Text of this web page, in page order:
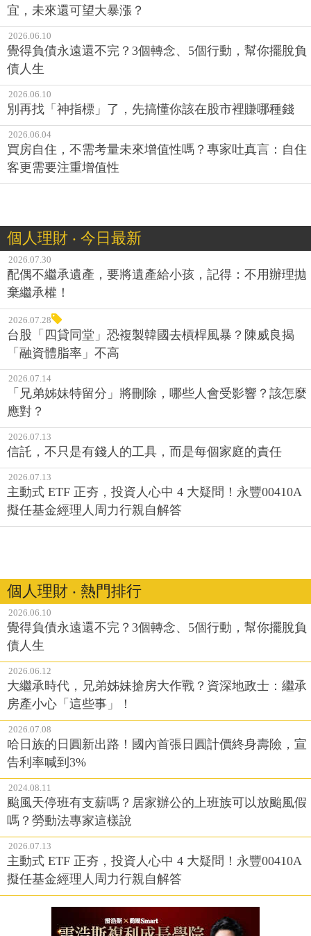
宜，未來還可望大暴漲？
2026.06.10
覺得負債永遠還不完？3個轉念、5個行動，幫你擺脫負
債人生
2026.06.10
別再找「神指標」了，先搞懂你該在股市裡賺哪種錢
2026.06.04
買房自住，不需考量未來增值性嗎？專家吐真言：自住
客更需要注重增值性
個人理財 ‧ 今日最新
2026.07.30
配偶不繼承遺產，要將遺產給小孩，記得：不用辦理拋
棄繼承權！
2026.07.28
台股「四貸同堂」恐複製韓國去槓桿風暴？陳威良揭
「融資體脂率」不高
2026.07.14
「兄弟姊妹特留分」將刪除，哪些人會受影響？該怎麼
應對？
2026.07.13
信託，不只是有錢人的工具，而是每個家庭的責任
2026.07.13
主動式 ETF 正夯，投資人心中 4 大疑問！永豐00410A
擬任基金經理人周力行親自解答
個人理財 ‧ 熱門排行
2026.06.10
覺得負債永遠還不完？3個轉念、5個行動，幫你擺脫負
債人生
2026.06.12
大繼承時代，兄弟姊妹搶房大作戰？資深地政士：繼承
房產小心「這些事」！
2026.07.08
哈日族的日圓新出路！國內首張日圓計價終身壽險，宣
告利率喊到3%
2024.08.11
颱風天停班有支薪嗎？居家辦公的上班族可以放颱風假
嗎？勞動法專家這樣說
2026.07.13
主動式 ETF 正夯，投資人心中 4 大疑問！永豐00410A
擬任基金經理人周力行親自解答